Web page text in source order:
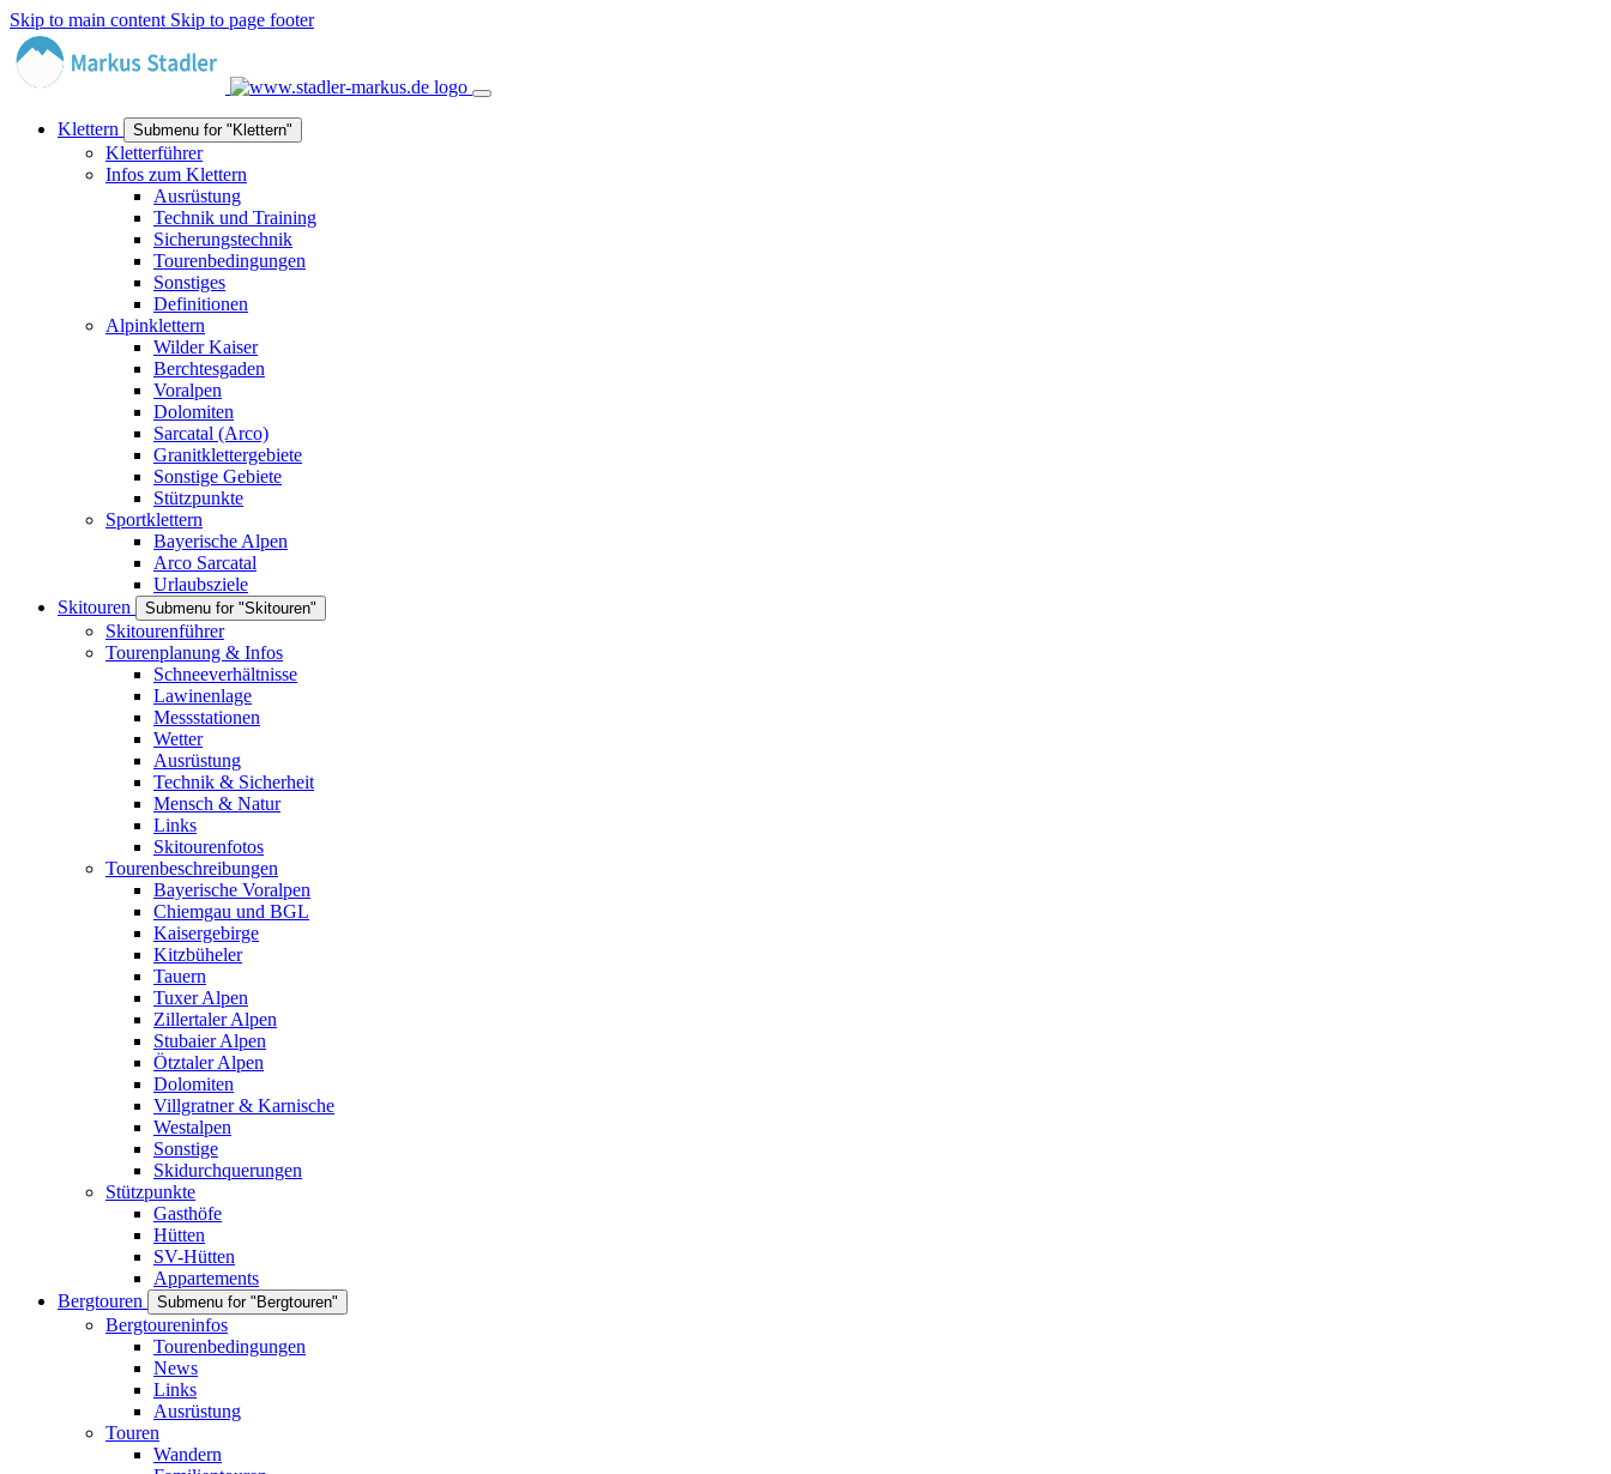
Skip to main content Skip to page footer
Klettern Submenu for "Klettern"
Kletterführer
Infos zum Klettern
Ausrüstung
Technik und Training
Sicherungstechnik
Tourenbedingungen
Sonstiges
Definitionen
Alpinklettern
Wilder Kaiser
Berchtesgaden
Voralpen
Dolomiten
Sarcatal (Arco)
Granitklettergebiete
Sonstige Gebiete
Stützpunkte
Sportklettern
Bayerische Alpen
Arco Sarcatal
Urlaubsziele
Skitouren
Submenu for "Skitouren"
Skitourenführer
Tourenplanung & Infos
Schneeverhältnisse
Lawinenlage
Messstationen
Wetter
Ausrüstung
Technik & Sicherheit
Mensch & Natur
Links
Skitourenfotos
Tourenbeschreibungen
Bayerische Voralpen
Chiemgau und BGL
Kaisergebirge
Kitzbüheler
Tauern
Tuxer Alpen
Zillertaler Alpen
Stubaier Alpen
Ötztaler Alpen
Dolomiten
Villgratner & Karnische
Westalpen
Sonstige
Skidurchquerungen
Stützpunkte
Gasthöfe
Hütten
SV-Hütten
Appartements
Bergtouren
Submenu for "Bergtouren"
Bergtoureninfos
Tourenbedingungen
News
Links
Ausrüstung
Touren
Wandern